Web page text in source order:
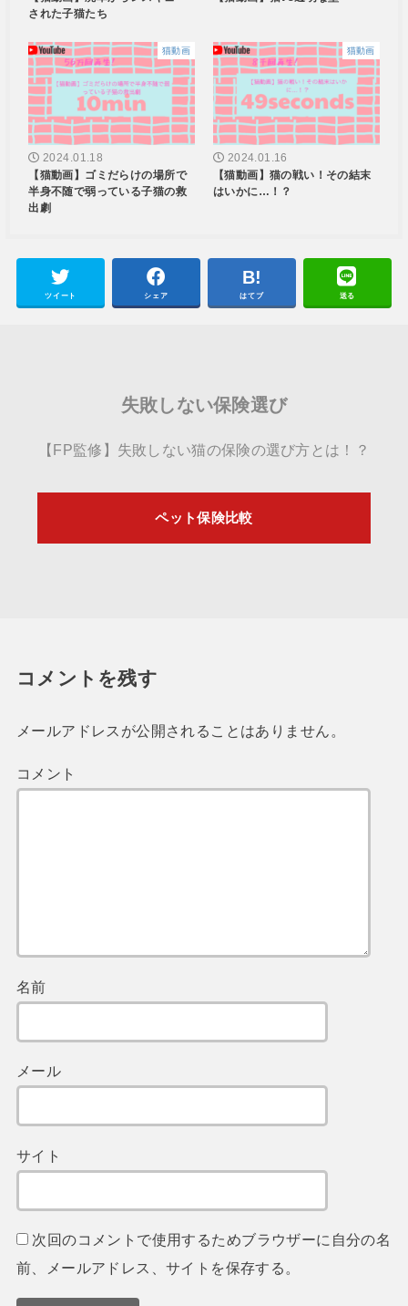
された子猫たち
猫動画
2024.01.18
【猫動画】ゴミだらけの場所で
半身不随で弱っている子猫の救
出劇
猫動画
2024.01.16
【猫動画】猫の戦い！その結末
はいかに…！？
ツイート シェア はてブ 送る
失敗しない保険選び
【FP監修】失敗しない猫の保険の選び方とは！？
ペット保険比較
コメントを残す
メールアドレスが公開されることはありません。
コメント
名前
メール
サイト
次回のコメントで使用するためブラウザーに自分の名
前、メールアドレス、サイトを保存する。